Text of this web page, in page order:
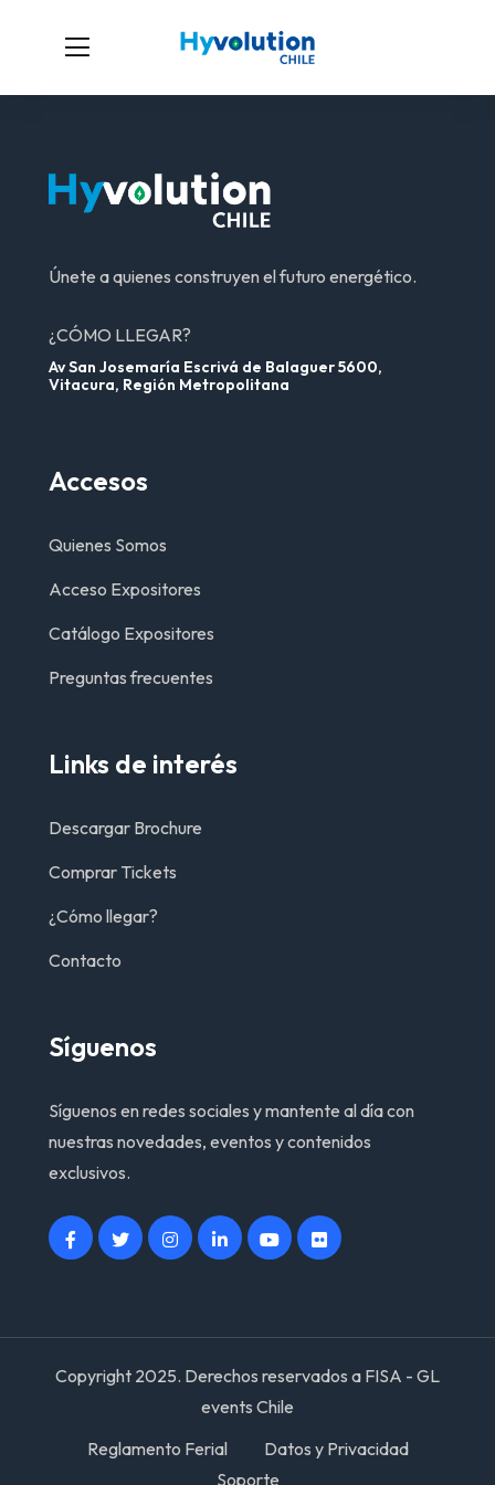
Únete a quienes construyen el futuro energético.
¿CÓMO LLEGAR?
Av San Josemaría Escrivá de Balaguer 5600,
Vitacura, Región Metropolitana
Accesos
Quienes Somos
Acceso Expositores
Catálogo Expositores
Preguntas frecuentes
Links de interés
Descargar Brochure
Comprar Tickets
¿Cómo llegar?
Contacto
Síguenos
Síguenos en redes sociales y mantente al día con
nuestras novedades, eventos y contenidos
exclusivos.
Copyright 2025. Derechos reservados a FISA - GL
events Chile
Reglamento Ferial
Datos y Privacidad
Soporte